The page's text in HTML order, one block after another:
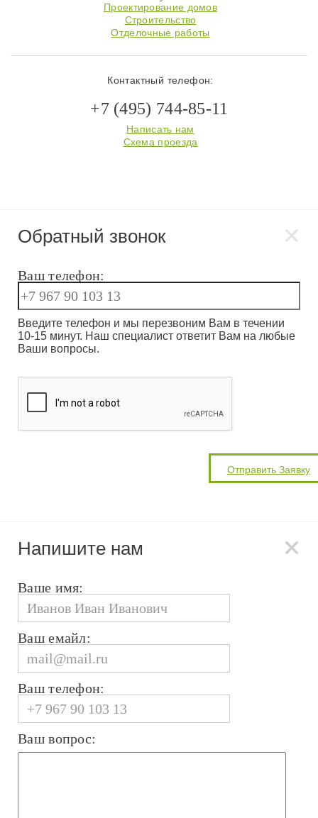
Проектирование домов
Строительство
Отделочные работы
Контактный телефон:
+7 (495) 744-85-11
Написать нам
Схема проезда
Обратный звонок
Ваш телефон:
Введите телефон и мы перезвоним Вам в течении
10-15 минут. Наш специалист ответит Вам на любые
Ваши вопросы.
Напишите нам
Ваше имя:
Ваш емайл:
Ваш телефон:
Ваш вопрос: